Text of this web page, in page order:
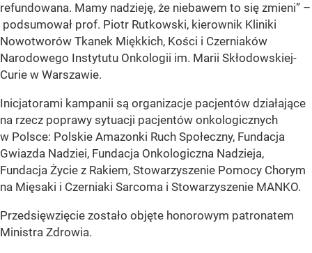
refundowana. Mamy nadzieję, że niebawem to się zmieni” –
podsumował prof. Piotr Rutkowski, kierownik Kliniki
Nowotworów Tkanek Miękkich, Kości i Czerniaków
Narodowego Instytutu Onkologii im. Marii Skłodowskiej-
Curie w Warszawie.
Inicjatorami kampanii są organizacje pacjentów działające
na rzecz poprawy sytuacji pacjentów onkologicznych
w Polsce: Polskie Amazonki Ruch Społeczny, Fundacja
Gwiazda Nadziei, Fundacja Onkologiczna Nadzieja,
Fundacja Życie z Rakiem, Stowarzyszenie Pomocy Chorym
na Mięsaki i Czerniaki Sarcoma i Stowarzyszenie MANKO.
Przedsięwzięcie zostało objęte honorowym patronatem
Ministra Zdrowia.